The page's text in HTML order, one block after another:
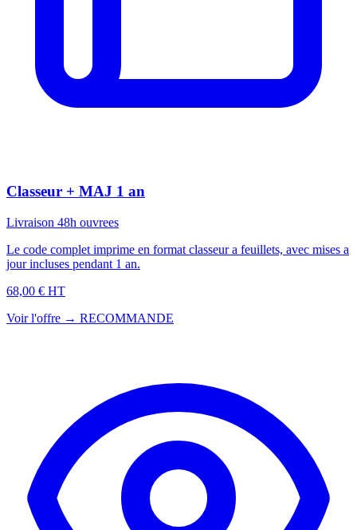
Classeur + MAJ 1 an
Livraison 48h ouvrees
Le code complet imprime en format classeur a feuillets, avec mises a
jour incluses pendant 1 an.
68,00 € HT
Voir l'offre → RECOMMANDE